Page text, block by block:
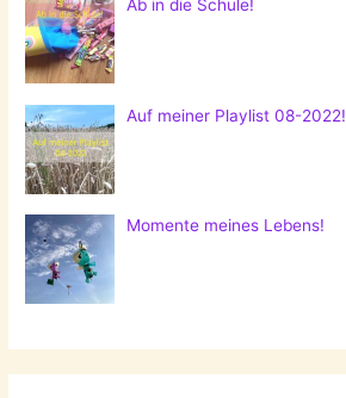
Ab in die Schule!
Auf meiner Playlist 08-2022!
Momente meines Lebens!